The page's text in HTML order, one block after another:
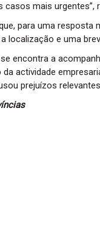
mais urgentes”,
para uma
localização e uma
encontra a
actividade
prejuízos